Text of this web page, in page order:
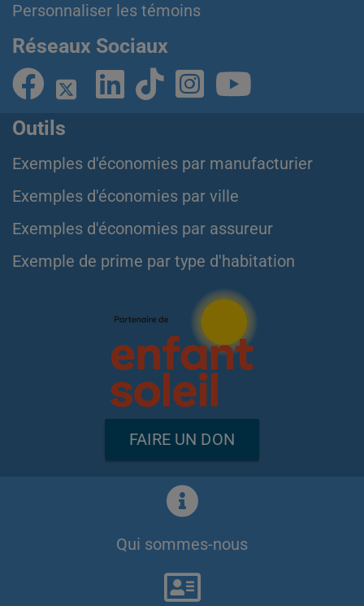
Personnaliser les témoins
Réseaux Sociaux
Outils
Exemples d'économies par manufacturier
Exemples d'économies par ville
Exemples d'économies par assureur
Exemple de prime par type d'habitation
FAIRE UN DON
Qui sommes-nous